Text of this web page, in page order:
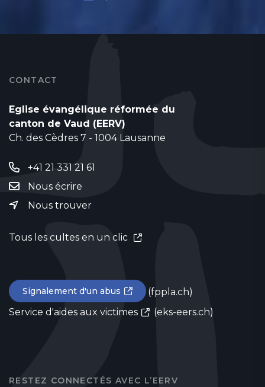
CONTACT
Eglise évangélique réformée du
canton de Vaud (EERV)
Ch. des Cèdres 7 - 1004 Lausanne
+41 21 331 21 61
Nous écrire
Nous trouver
Tous les cultes en un clic
Signalement d'un abus
(fppla.ch)
Service d'aides aux victimes
(eks-eers.ch)
RESTEZ CONNECTÉS AVEC L’EERV